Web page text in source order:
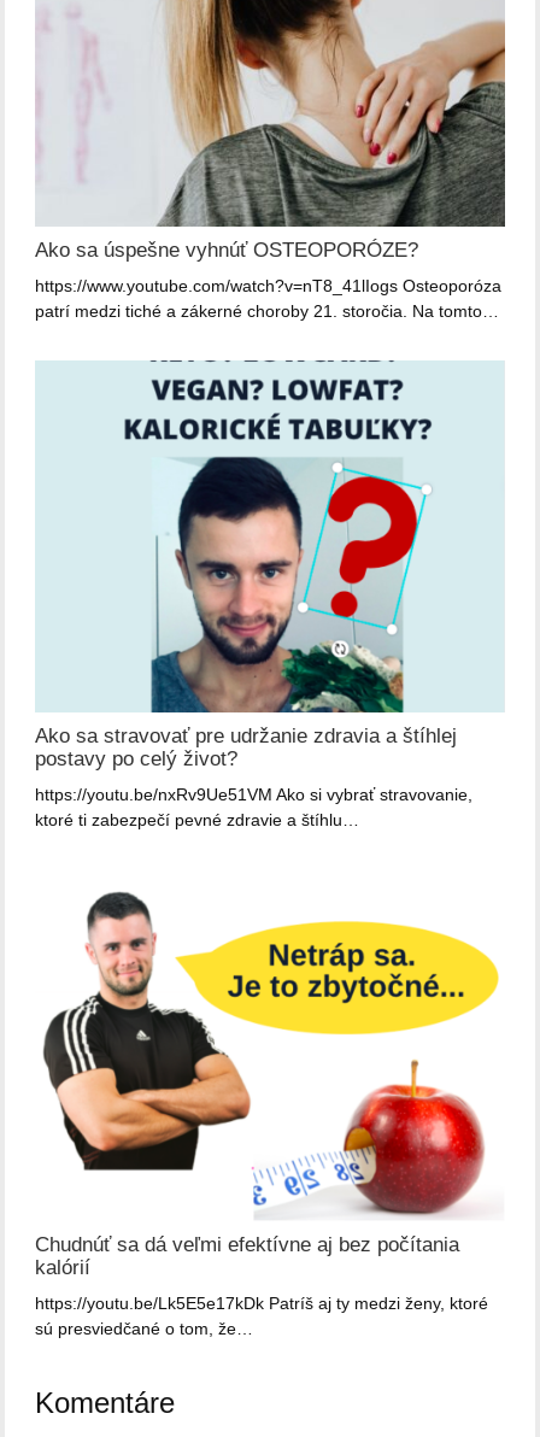
Ako sa úspešne vyhnúť OSTEOPORÓZE?
https://www.youtube.com/watch?v=nT8_41lIogs Osteoporóza
patrí medzi tiché a zákerné choroby 21. storočia. Na tomto…
Ako sa stravovať pre udržanie zdravia a štíhlej
postavy po celý život?
https://youtu.be/nxRv9Ue51VM Ako si vybrať stravovanie,
ktoré ti zabezpečí pevné zdravie a štíhlu…
Chudnúť sa dá veľmi efektívne aj bez počítania
kalórií
https://youtu.be/Lk5E5e17kDk Patríš aj ty medzi ženy, ktoré
sú presviedčané o tom, že…
Komentáre